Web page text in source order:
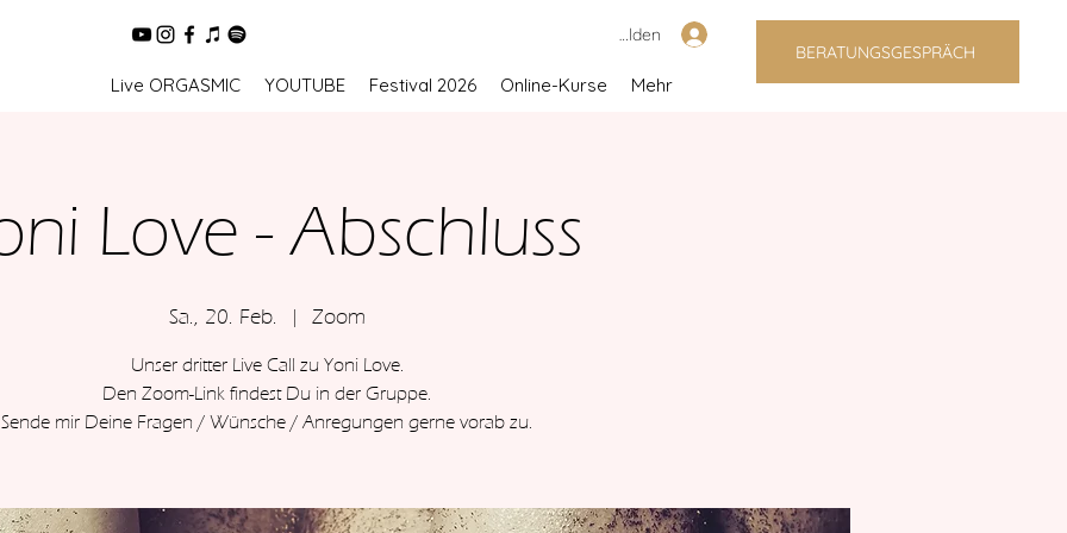
Anmelden
Live ORGASMIC YOUTUBE Festival 2026 Online-Kurse Mehr
BERATUNGSGESPRÄCH
Love - Abschluss
Sa., 20. Feb.
  |
Zoom
Unser dritter Live Call zu Yoni Love.
Den Zoom-Link findest Du in der Gruppe.
Sende mir Deine Fragen / Wünsche / Anregungen gerne vorab zu.